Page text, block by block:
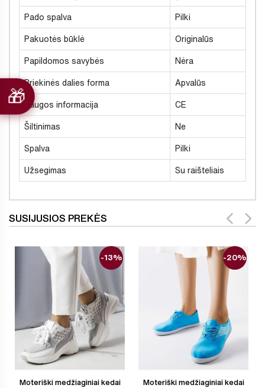
Pado spalva Pilki
Pakuotės būklė Originalūs
Papildomos savybės Nėra
Priekinės dalies forma Apvalūs
Saugos informacija CE
Šiltinimas Ne
Spalva Pilki
Užsegimas Su raišteliais
SUSIJUSIOS PREKĖS
Moteriški medžiaginiai kedai
-13%
Moteriški medžiaginiai kedai
-20%